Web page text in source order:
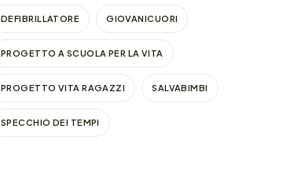
DEFIBRILLATORE GIOVANICUORI
PROGETTO A SCUOLA PER LA VITA
PROGETTO VITA RAGAZZI SALVABIMBI
SPECCHIO DEI TEMPI